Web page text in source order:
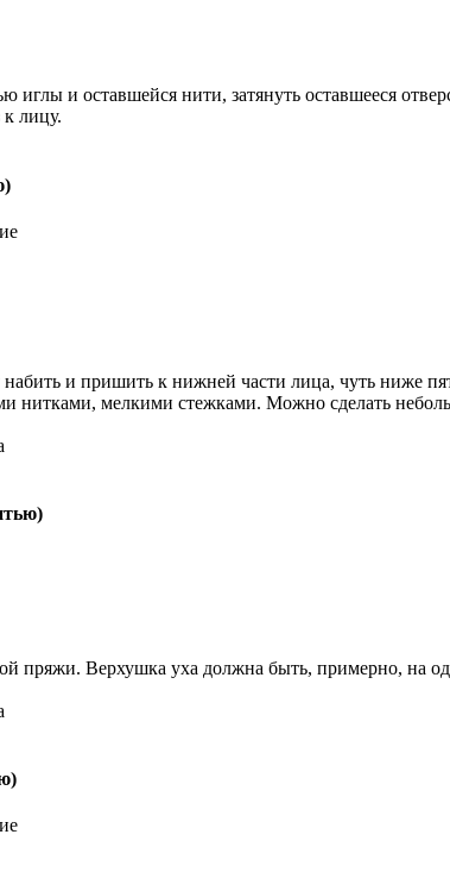
и оставшейся нити, затянуть оставшееся
лицу.
набить и пришить к нижней части лица, чуть ниже
нитками, мелкими стежками. Можно сделать
пряжи. Верхушка уха должна быть, примерно, на